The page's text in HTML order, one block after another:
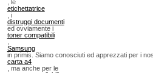
, le
etichettatrice
, i
distruggi documenti
ed ovviamente i
toner compatibili
Samsung
in primis. Siamo conosciuti ed apprezzati per i
carta a4
, ma anche per le